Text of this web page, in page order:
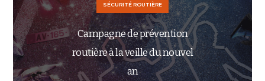
SÉCURITÉ ROUTIÈRE
Campagne de prévention
routière à la veille du nouvel
an